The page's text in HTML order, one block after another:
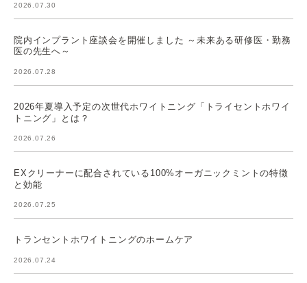
2026.07.30
院内インプラント座談会を開催しました ～未来ある研修医・勤務
医の先生へ～
2026.07.28
2026年夏導入予定の次世代ホワイトニング「トライセントホワイ
トニング」とは？
2026.07.26
EXクリーナーに配合されている100%オーガニックミントの特徴
と効能
2026.07.25
トランセントホワイトニングのホームケア
2026.07.24